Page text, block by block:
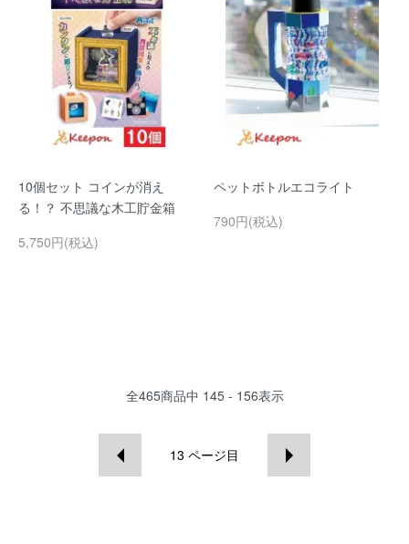
10個セット コインが消え
る！？ 不思議な木工貯金箱
5,750円(税込)
ペットボトルエコライト
790円(税込)
全465商品中 145 - 156表示
13 ページ目